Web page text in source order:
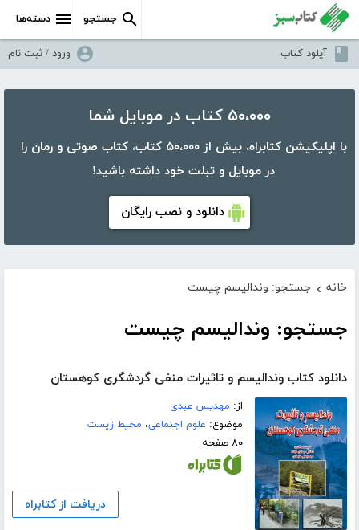
دسته‌ها جستجو
آپلود کتاب ورود / ثبت نام
۵۰،۰۰۰ کتاب در موبایل شما
با اپلیکیشن کتابراه، بیش از ۵۰،۰۰۰ کتاب، کتاب صوتی و رمان را
در موبایل و تبلت خود داشته باشید!
دانلود و نصب رایگان
خانه › جستجو: وندالیسم چیست
جستجو: وندالیسم چیست
دانلود کتاب وندالیسم و تاثیرات منفی گردشگری کوهستان
از: مهدیس عبدی
موضوع: علوم اجتماعی، محیط زیست
۸۰ صفحه
دریافت از کتابراه